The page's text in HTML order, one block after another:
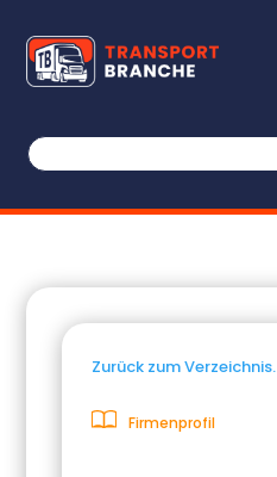
Zurück zum Verzeichnis.
Firmenprofil